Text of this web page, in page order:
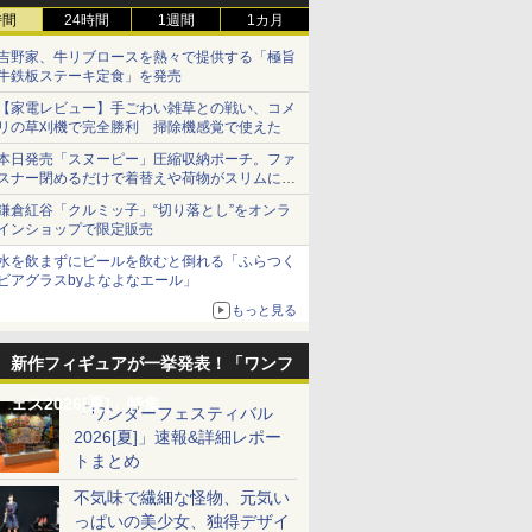
24時間 1週間 1カ月
野家、牛リブロースを熱々で提供する「極旨
鉄板ステーキ定食」を発売
家電レビュー】手ごわい雑草との戦い、コメ
の草刈機で完全勝利 掃除機感覚で使えた
日発売「スヌーピー」圧縮収納ポーチ。ファ
ナー閉めるだけで着替えや荷物がスリムにま
まる
倉紅谷「クルミッ子」“切り落とし”をオンラ
ンショップで限定販売
を飲まずにビールを飲むと倒れる「ふらつく
アグラスbyよなよなエール」
もっと見る
新作フィギュアが一挙発表！「ワンフ
ェス2026[夏]」特集「ワンダーフェスティバル
2026[夏]」速報&詳細レポー
トまとめ
不気味で繊細な怪物、元気い
っぱいの美少女、独得デザイ